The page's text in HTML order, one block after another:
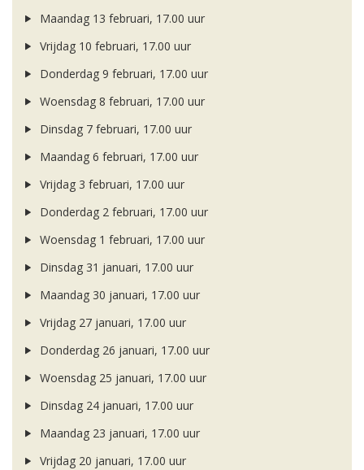
Maandag 13 februari, 17.00 uur
Vrijdag 10 februari, 17.00 uur
Donderdag 9 februari, 17.00 uur
Woensdag 8 februari, 17.00 uur
Dinsdag 7 februari, 17.00 uur
Maandag 6 februari, 17.00 uur
Vrijdag 3 februari, 17.00 uur
Donderdag 2 februari, 17.00 uur
Woensdag 1 februari, 17.00 uur
Dinsdag 31 januari, 17.00 uur
Maandag 30 januari, 17.00 uur
Vrijdag 27 januari, 17.00 uur
Donderdag 26 januari, 17.00 uur
Woensdag 25 januari, 17.00 uur
Dinsdag 24 januari, 17.00 uur
Maandag 23 januari, 17.00 uur
Vrijdag 20 januari, 17.00 uur